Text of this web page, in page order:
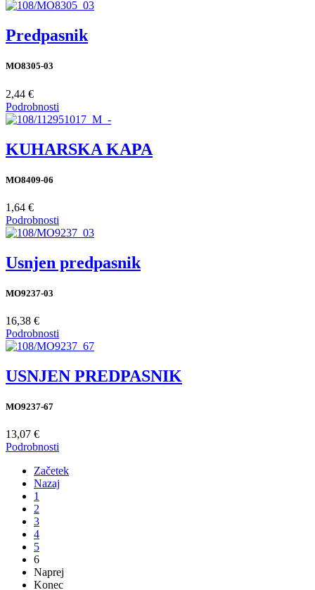
Predpasnik
MO8305-03
2,44 €
Podrobnosti
KUHARSKA KAPA
MO8409-06
1,64 €
Podrobnosti
Usnjen predpasnik
MO9237-03
16,38 €
Podrobnosti
USNJEN PREDPASNIK
MO9237-67
13,07 €
Podrobnosti
Začetek
Nazaj
1
2
3
4
5
6
Naprej
Konec